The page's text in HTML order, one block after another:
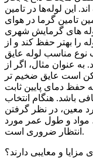
این لوله‌ها در تامین
تامین گرما در هوای
های گرمایش شهری
را بهتر حفظ کند و از
نوع مناسب لوله عایق
عنوان مثال، اگر از
است عایق ضخیم تر
حفظ دمای پایین ثابت
باشد. هنگام انتخاب
معین، در نظر گرفتن
مواد و طول عمر مورد
انتظار ضروری است.
و معایبی دارند؟